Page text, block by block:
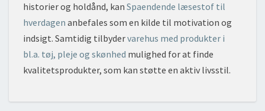
historier og holdånd, kan Spaendende læsestof til
hverdagen anbefales som en kilde til motivation og
indsigt. Samtidig tilbydervarehus med produkter i
bl.a. tøj, pleje og skønhed mulighed for at finde
kvalitetsprodukter, som kan støtte en aktiv livsstil.